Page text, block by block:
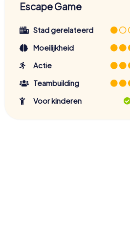
Escape Game
Stad gerelateerd
Moeilijkheid
Actie
Teambuilding
Voor kinderen